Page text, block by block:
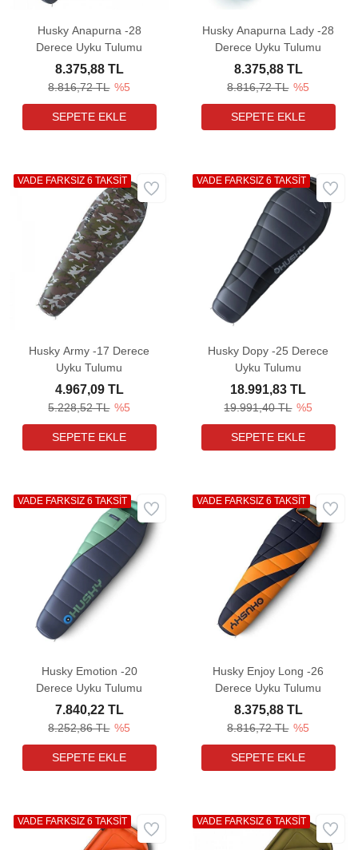
Husky Anapurna -28
Derece Uyku Tulumu
8.816,72 TL %5
8.375,88 TL
Husky Anapurna Lady -28
Derece Uyku Tulumu
8.816,72 TL %5
8.375,88 TL
Husky Army -17 Derece
Uyku Tulumu
5.228,52 TL %5
4.967,09 TL
VADE FARKSIZ 6 TAKSİT
Husky Dopy -25 Derece
Uyku Tulumu
19.991,40 TL %5
18.991,83 TL
VADE FARKSIZ 6 TAKSİT
Husky Emotion -20
Derece Uyku Tulumu
8.252,86 TL %5
7.840,22 TL
VADE FARKSIZ 6 TAKSİT
Husky Enjoy Long -26
Derece Uyku Tulumu
8.816,72 TL %5
8.375,88 TL
VADE FARKSIZ 6 TAKSİT
VADE FARKSIZ 6 TAKSİT VADE FARKSIZ 6 TAKSİT